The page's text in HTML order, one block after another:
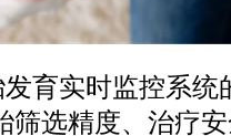
发育实时监控系
筛选精度、治疗